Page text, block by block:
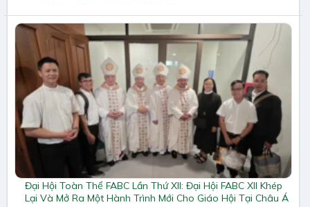
Đại Hội Toàn Thể FABC Lần Thứ XII: Đại Hội FABC XII Khép
Lại Và Mở Ra Một Hành Trình Mới Cho Giáo Hội Tại Châu Á